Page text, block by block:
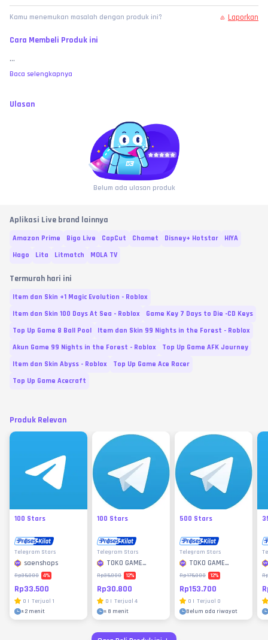
Kamu menemukan masalah dengan produk ini? Laporkan
Cara Membeli Produk ini
...
Baca selengkapnya
Ulasan
Belum ada ulasan produk
Aplikasi Live brand lainnya
Amazon Prime Bigo Live CapCut Chamet Disney+ Hotstar
HIYA
Hago
Lita Litmatch MOLA TV
Termurah hari ini
Item dan Skin +1 Magic Evolution - Roblox
Item dan Skin 100 Days At Sea - Roblox
Game Key 7 Days to Die -CD Keys
Top Up Game 8 Ball Pool
Item dan Skin 99 Nights in the Forest - Roblox
Akun Game 99 Nights in the Forest - Roblox
Top Up Game AFK Journey
Item dan Skin Abyss - Roblox
Top Up Game Ace Racer
Top Up Game Acecraft
Produk Relevan
100 Stars
Telegram Stars
saenshops
Rp35.000 4%
Rp33.500
0 | Terjual 1
±2 menit
100 Stars
Telegram Stars
TOKO GAME
MURAH
Rp35.000 12%
Rp30.800
0 | Terjual 4
± 8 menit
500 Stars
Telegram Stars
TOKO GAME
MURAH
Rp175.000 12%
Rp153.700
0 | Terjual 0
Belum ada riwayat